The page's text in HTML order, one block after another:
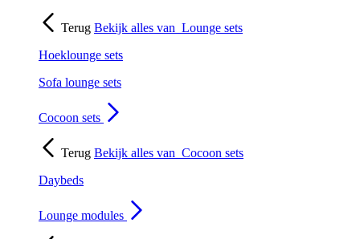
Terug Bekijk alles van Lounge sets
Hoeklounge sets
Sofa lounge sets
Cocoon sets
Terug Bekijk alles van Cocoon sets
Daybeds
Lounge modules